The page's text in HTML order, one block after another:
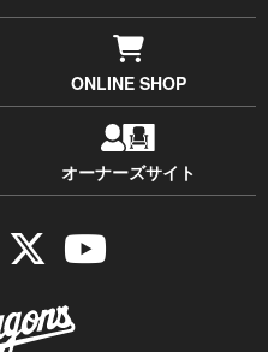
ONLINE SHOP
オーナーズサイト